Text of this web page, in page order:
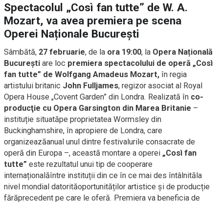
Spectacolul „Così fan tutte” de W. A.
Mozart, va avea premiera pe scena
Operei Naționale București
Sâmbătă, 27 februarie, de la ora 19:00, la Opera Națională
București are loc premiera spectacolului de operă „Così
fan tutte” de Wolfgang Amadeus Mozart, în regia
artistului britanic John Fulljames, regizor asociat al Royal
Opera House „Covent Garden” din Londra. Realizată în co-
producţie cu Opera Garsington din Marea Britanie –
instituție situatăpe proprietatea Wormsley din
Buckinghamshire, în apropiere de Londra, care
organizeazăanual unul dintre festivalurile consacrate de
operă din Europa –, această montare a operei „Così fan
tutte” este rezultatul unui tip de cooperare
internaționalăîntre instituții din ce în ce mai des întâlnităla
nivel mondial datorităoportunităților artistice și de producție
fărăprecedent pe care le oferă. Premiera va beneficia de